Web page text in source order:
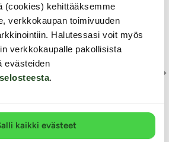
(cookies) kehittääksemme
verkkokaupan toimivuuden
Halutessasi voit myös
verkkokaupalle pakollisista
evästeiden
.
kaikki evästeet
nyöreillä, Plus Size
Cottelli Collection
Helmialushousut, Plus